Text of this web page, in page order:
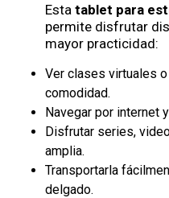
Esta tablet para
permite disfrutar
mayor practicidad:
Ver clases virtuales
comodidad.
Navegar por internet
Disfrutar series,
amplia.
Transportarla
delgado.